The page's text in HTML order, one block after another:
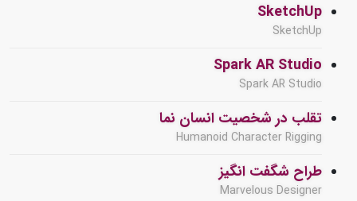
SketchUp
SketchUp
Spark AR Studio
Spark AR Studio
تقلب در شخصیت انسان نما
Humanoid Character Rigging
طراح شگفت انگیز
Marvelous Designer